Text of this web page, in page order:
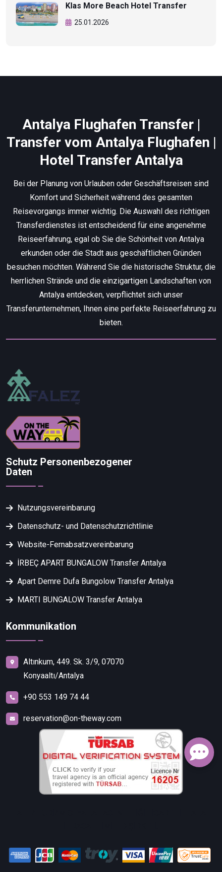
Klas More Beach Hotel Transfer
25.01.2026
Antalya Flughafen Transfer |
Transfer vom Antalya Flughafen |
Hotel Transfer Antalya
Bei der Planung von Urlauben oder Geschäftsreisen sind
Komfort und Sicherheit während des gesamten
Reisevorgangs immer wichtig. Die Auswahl des richtigen
Transferdienstes ist entscheidend für eine angenehme
Reiseerfahrung, egal ob Sie die Schönheit von Antalya
erkunden oder die Stadt aus geschäftlichen Gründen
besuchen möchten. Während Sie die historische Struktur, die
herrlichen Strände und die einzigartigen Landschaften von
Antalya entdecken, verpflichtet sich unser
Transferunternehmen, Ihnen eine perfekte Reiseerfahrung zu
bieten.
Schutz Personenbezogener
Daten
Nutzungsvereinbarung
Datenschutz- und Datenschutzrichtlinie
Website-Fernabsatzvereinbarung
İRBEÇ APART BUNGALOW Transfer Antalya
Apart Demre Dufa Bungolow Transfer Antalya
MARTI BUNGALOW Transfer Antalya
Kommunikation
Altınkum, 449. Sk. 3/9, 07070
Konyaaltı/Antalya
+90 553 149 74 44
reservation@on-theway.com